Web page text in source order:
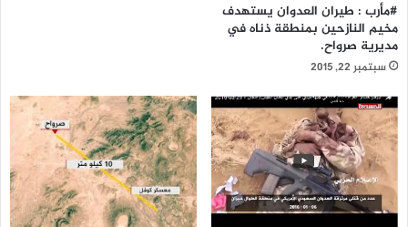
#مأرب : طيران العدوان يستهدف
مخيم النازحين بمنطقة ذناه في
مديرية صرواح.
سبتمبر 22, 2015